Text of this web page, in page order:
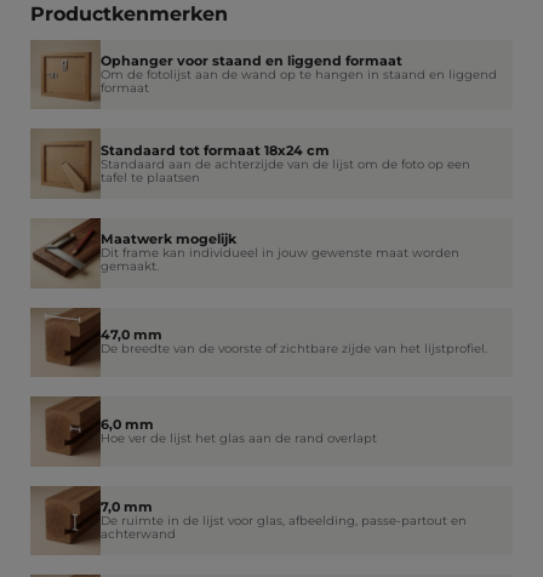
Productkenmerken
Ophanger voor staand en liggend formaat
Om de fotolijst aan de wand op te hangen in staand en liggend
formaat
Standaard tot formaat 18x24 cm
Standaard aan de achterzijde van de lijst om de foto op een
tafel te plaatsen
Maatwerk mogelijk
Dit frame kan individueel in jouw gewenste maat worden
gemaakt.
47,0 mm
De breedte van de voorste of zichtbare zijde van het lijstprofiel.
6,0 mm
Hoe ver de lijst het glas aan de rand overlapt
7,0 mm
De ruimte in de lijst voor glas, afbeelding, passe-partout en
achterwand